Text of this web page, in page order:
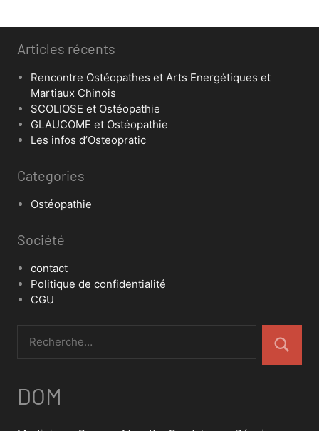
Articles récents
Rencontre Ostéopathes et Arts Energétiques et
Martiaux Chinois
SCOLIOSE et Ostéopathie
GLAUCOME et Ostéopathie
Les infos d’Osteopratic
Categories
Ostéopathie
Société
contact
Politique de confidentialité
CGU
DOM